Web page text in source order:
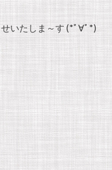
いたしま～す (*ﾟ∀ﾟ*)